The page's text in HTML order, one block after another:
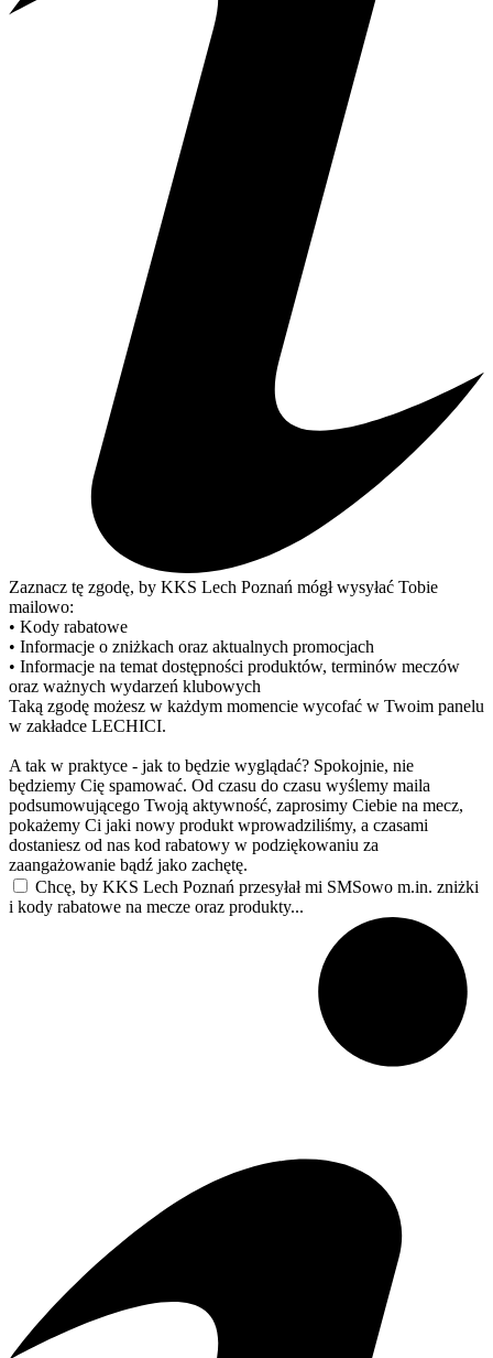
Zaznacz tę zgodę, by KKS Lech Poznań mógł wysyłać Tobie
mailowo:
• Kody rabatowe
• Informacje o zniżkach oraz aktualnych promocjach
• Informacje na temat dostępności produktów, terminów meczów
oraz ważnych wydarzeń klubowych
Taką zgodę możesz w każdym momencie wycofać w Twoim panelu
w zakładce LECHICI.
A tak w praktyce - jak to będzie wyglądać? Spokojnie, nie
będziemy Cię spamować. Od czasu do czasu wyślemy maila
podsumowującego Twoją aktywność, zaprosimy Ciebie na mecz,
pokażemy Ci jaki nowy produkt wprowadziliśmy, a czasami
dostaniesz od nas kod rabatowy w podziękowaniu za
zaangażowanie bądź jako zachętę.
Chcę, by KKS Lech Poznań przesyłał mi SMSowo m.in. zniżki
i kody rabatowe na mecze oraz produkty...